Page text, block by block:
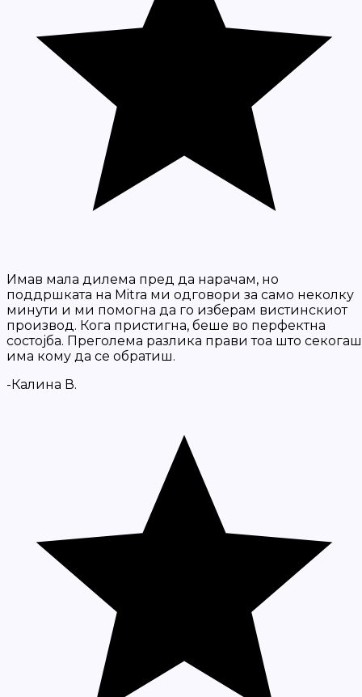
Имав мала дилема пред да нарачам, но
поддршката на Mitra ми одговори за само неколку
минути и ми помогна да го изберам вистинскиот
производ. Кога пристигна, беше во перфектна
состојба. Преголема разлика прави тоа што секогаш
има кому да се обратиш.
-Калина В.